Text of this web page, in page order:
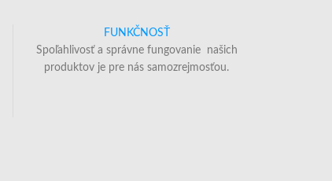
FUNKČNOSŤ
Spoľahlivosť a správne fungovanie našich
produktov je pre nás samozrejmosťou.